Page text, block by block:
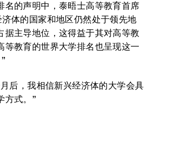
名的声明中，泰晤士高等教育首席
体的国家和地区仍然处于领先地
主导地位，这得益于其对高等教
教育的世界大学排名也呈现这一
后，我相信新兴经济体的大学会具
方式。”